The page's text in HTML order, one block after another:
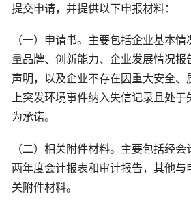
提交申请，并提供以下申报材料：
（一）申请书。主要包括企业基本
量品牌、创新能力、企业发展情况报
声明，以及企业不存在因重大安全、
上突发环境事件纳入失信记录且处于
为承诺。
（二）相关附件材料。主要包括经
两年度会计报表和审计报告，其他与
关附件材料。